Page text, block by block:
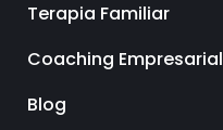
Terapia Familiar
Coaching Empresarial
Blog